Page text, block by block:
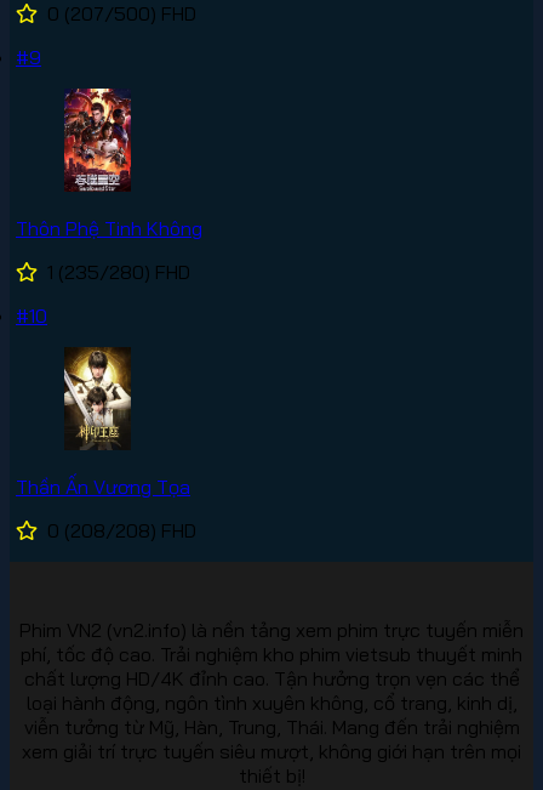
0 (207/500) FHD
#9
Thôn Phệ Tinh Không
1 (235/280) FHD
#10
Thần Ấn Vương Tọa
0 (208/208) FHD
Phim VN2 (vn2.info) là nền tảng xem phim trực tuyến miễn
phí, tốc độ cao. Trải nghiệm kho phim vietsub thuyết minh
chất lượng HD/4K đỉnh cao. Tận hưởng trọn vẹn các thể
loại hành động, ngôn tình xuyên không, cổ trang, kinh dị,
viễn tưởng từ Mỹ, Hàn, Trung, Thái. Mang đến trải nghiệm
xem giải trí trực tuyến siêu mượt, không giới hạn trên mọi
thiết bị!